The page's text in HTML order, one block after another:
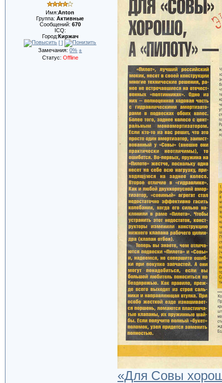
Имя:Anton
Группа:Активные
Сообщений: 670
ICQ:
Город:Киржач
[ ]
Замечания:0% ±
Статус: Offline
«Для Совы